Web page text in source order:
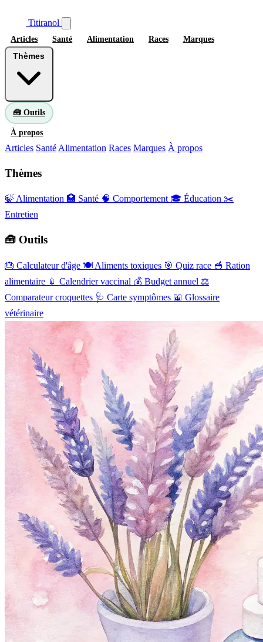
Titiranol
Articles Santé Alimentation Races Marques
🧰 Outils
À propos
Articles Santé Alimentation Races Marques À propos
Thèmes
🍃 Alimentation 🏥 Santé 🧠 Comportement 🎓 Éducation ✂️
Entretien
🧰 Outils
🎂 Calculateur d'âge 🍽️ Aliments toxiques 🎯 Quiz race 🥣 Ration
alimentaire 💉 Calendrier vaccinal 💰 Budget annuel ⚖️
Comparateur croquettes 🩺 Carte symptômes 📖 Glossaire
vétérinaire